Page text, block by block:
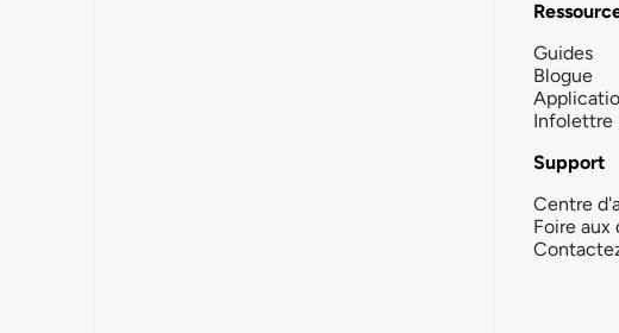
Guides
Blogue
Infolettre
Support
Centre
Foire aux